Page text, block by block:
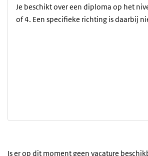
Je beschikt over een diploma op het
of 4. Een specifieke richting is daarbij
Is er op dit moment geen vacature